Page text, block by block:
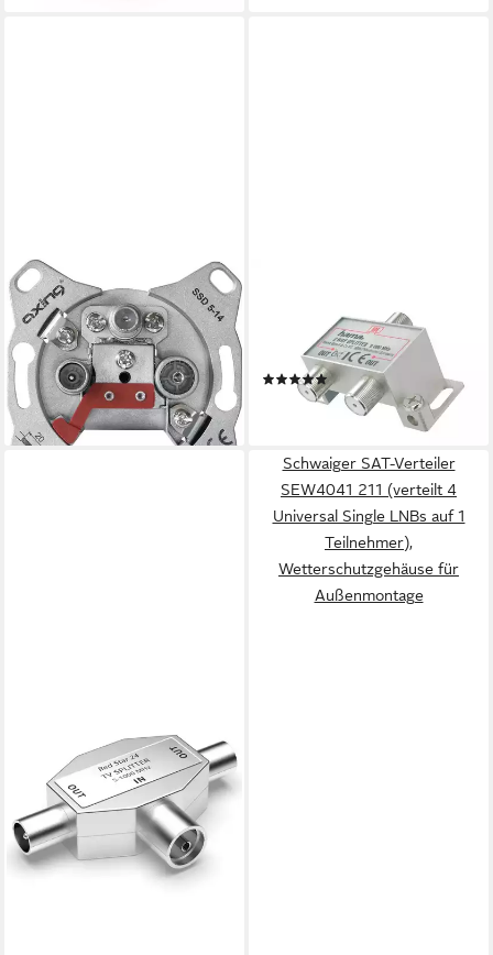
AXING
Antennensteckdose SAT-
Durchgangsdose SSD 5-10
20,89 €
lieferbar - in 2-3 Werktagen bei dir
Kabelverteiler,
Antennenverteiler zweifach
(2)
9,84 €
lieferbar - in 3-4 Werktagen bei dir
Schwaiger SAT-Verteiler
SEW4041 211 (verteilt 4
Universal Single LNBs auf 1
Teilnehmer),
Wetterschutzgehäuse für
Außenmontage